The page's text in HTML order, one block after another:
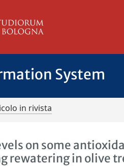
System
in rivista
on some
rewatering in olive